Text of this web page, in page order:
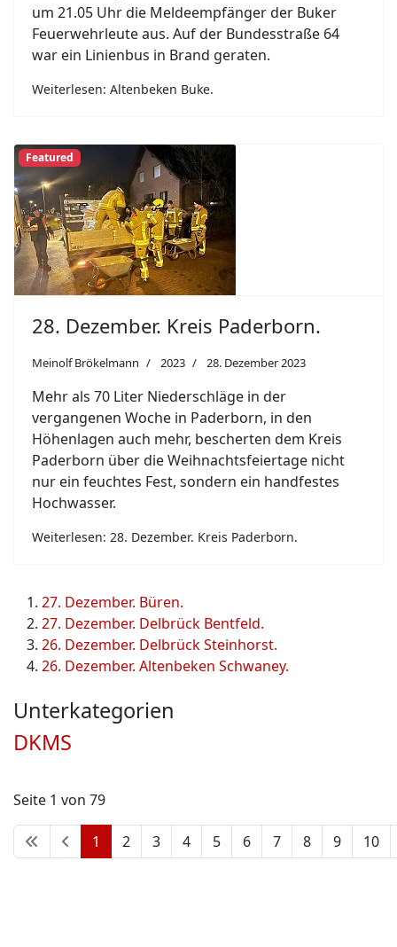
um 21.05 Uhr die Meldeempfänger der Buker
Feuerwehrleute aus. Auf der Bundesstraße 64
war ein Linienbus in Brand geraten.
Weiterlesen: Altenbeken Buke.
Featured
28. Dezember. Kreis Paderborn.
Meinolf Brökelmann 2023 28. Dezember 2023
Mehr als 70 Liter Niederschläge in der
vergangenen Woche in Paderborn, in den
Höhenlagen auch mehr, bescherten dem Kreis
Paderborn über die Weihnachtsfeiertage nicht
nur ein feuchtes Fest, sondern ein handfestes
Hochwasser.
Weiterlesen: 28. Dezember. Kreis Paderborn.
27. Dezember. Büren.
27. Dezember. Delbrück Bentfeld.
26. Dezember. Delbrück Steinhorst.
26. Dezember. Altenbeken Schwaney.
Unterkategorien
DKMS
Seite 1 von 79
1 2 3 4 5 6 7 8 9 10